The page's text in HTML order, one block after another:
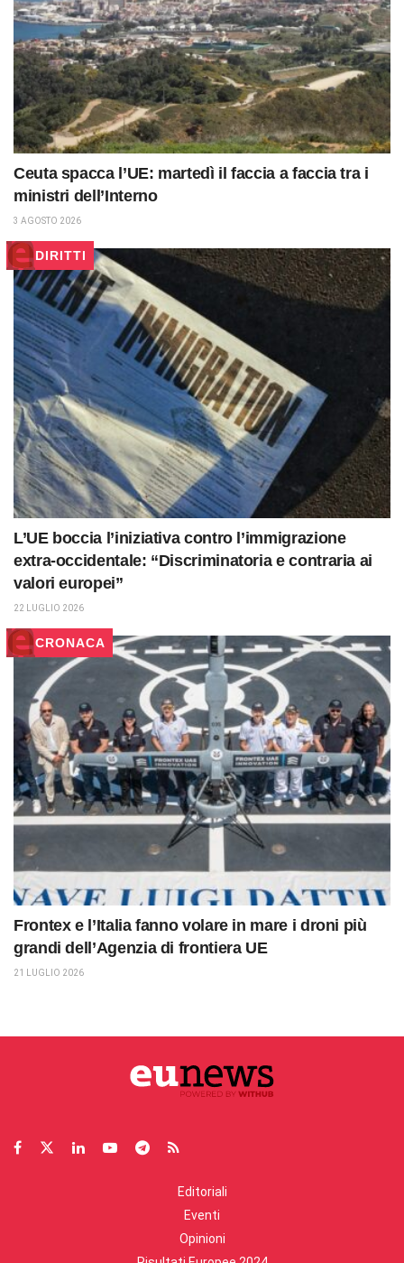
Ceuta spacca l’UE: martedì il faccia a faccia tra i
ministri dell’Interno
3 AGOSTO 2026
DIRITTI
L’UE boccia l’iniziativa contro l’immigrazione
extra-occidentale: “Discriminatoria e contraria ai
valori europei”
22 LUGLIO 2026
CRONACA
Frontex e l’Italia fanno volare in mare i droni più
grandi dell’Agenzia di frontiera UE
21 LUGLIO 2026
Editoriali
Eventi
Opinioni